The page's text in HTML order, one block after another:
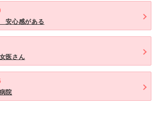
安心感がある
医さん
院